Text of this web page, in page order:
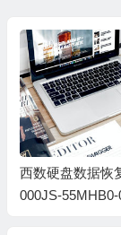
西数硬盘数据恢
000JS-55MHB0-